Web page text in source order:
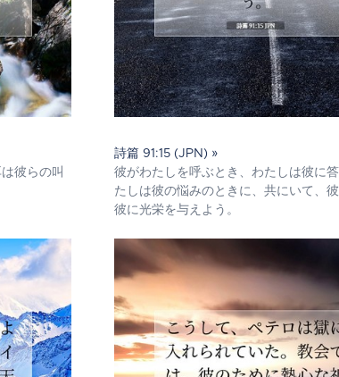
彼らの叫
詩篇 91:15 (JPN) »
彼がわたしを呼ぶとき、わたしは彼に
たしは彼の悩みのときに、共にいて、彼
彼に光栄を与えよう。